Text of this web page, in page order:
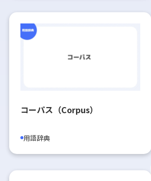
コーパス（Corpus）
用語辞典